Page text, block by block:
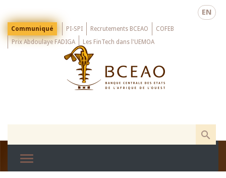
main
EN
Menu
Top
Communiqué PI-SPI Recrutements BCEAO
COFEB
Prix Abdoulaye FADIGA
Les FinTech dans l'UEMOA